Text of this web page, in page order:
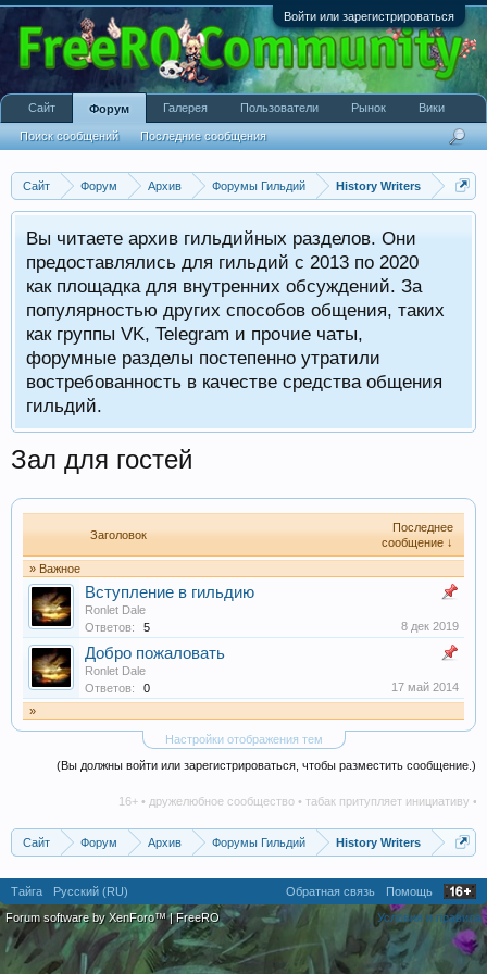
Войти или зарегистрироваться
Сайт Форум Архив Форумы Гильдий History Writers
Вы читаете архив гильдийных разделов. Они
предоставлялись для гильдий с 2013 по 2020
как площадка для внутренних обсуждений. За
популярностью других способов общения, таких
как группы VK, Telegram и прочие чаты,
форумные разделы постепенно утратили
востребованность в качестве средства общения
гильдий.
Зал для гостей
Заголовок
Последнее
сообщение ↓
» Важное
Вступление в гильдию
Ronlet Dale
Ответов:
5 8 дек 2019
Добро пожаловать
Ronlet Dale
Ответов:
0
17 май 2014
»
Настройки отображения тем
(Вы должны войти или зарегистрироваться, чтобы разместить сообщение.)
16+ • дружелюбное сообщество • табак притупляет инициативу •
Сайт Форум Архив Форумы Гильдий History Writers
Сайт Форум
Поиск сообщений Последние сообщения
Галерея Пользователи Рынок Вики
Тайга Русский (RU) Обратная связь
Помощь
Условия и правила
Forum software by XenForo™|FreeRO